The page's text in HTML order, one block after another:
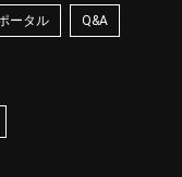
ータル Q&A